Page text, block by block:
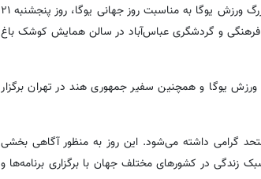
به نقل از روابط عمومی منطقه فرهنگی و گردشگری عباس‌آباد، همایش بزرگ ورزش یوگا به مناسبت روز جهانی یوگا، روز پنجشنبه ۲۱
منطقه فرهنگی و گردشگری عباس‌آباد در سالن همایش کوشک باغ
به ورزش یوگا و همچنین سفیر جمهوری هند در تهران برگزار
گرامی داشته می‌شود. این روز به منظور آگاهی بخشی
در کشورهای مختلف جهان با برگزاری برنامه‌ها و